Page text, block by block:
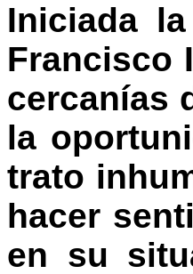
Iniciada
Francisco
cercanías
la
trato
hacer
en su